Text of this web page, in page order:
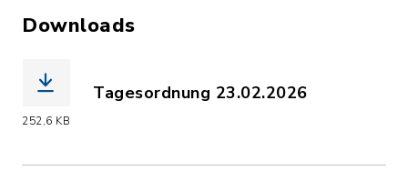
Downloads
252,6 KB
Tagesordnung 23.02.2026